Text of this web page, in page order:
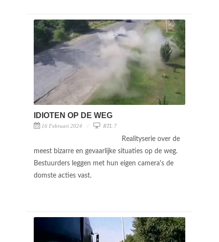
IDIOTEN OP DE WEG
16 Februari 2024 RTL 7
Realityserie over de
meest bizarre en gevaarlijke situaties op de weg.
Bestuurders leggen met hun eigen camera's de
domste acties vast.